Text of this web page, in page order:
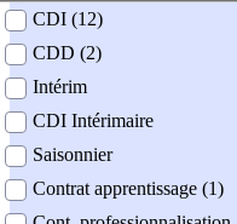
contrat
CDI (12)
CDD (2)
Intérim
CDI Intérimaire
Saisonnier
Contrat apprentissage (1)